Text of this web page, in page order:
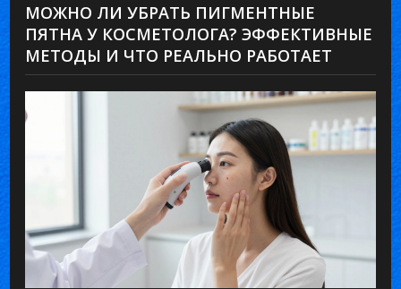
МОЖНО ЛИ УБРАТЬ ПИГМЕНТНЫЕ
ПЯТНА У КОСМЕТОЛОГА? ЭФФЕКТИВНЫЕ
МЕТОДЫ И ЧТО РЕАЛЬНО РАБОТАЕТ